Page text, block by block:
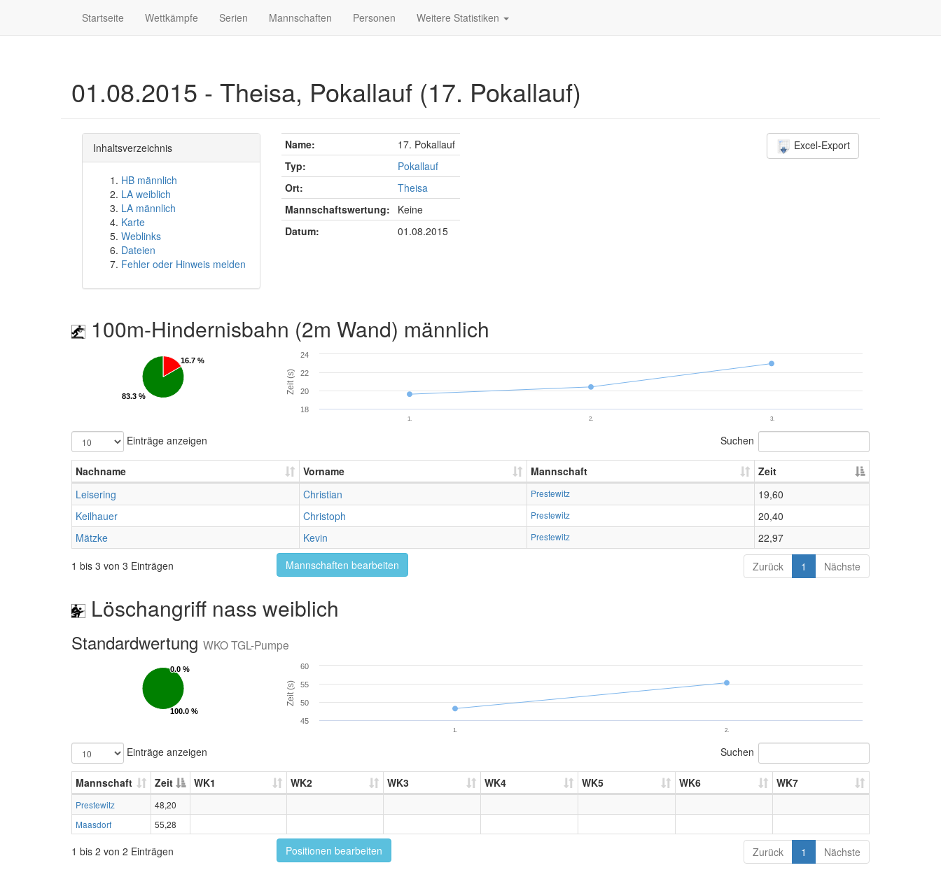
Startseite Wettkämpfe Serien Mannschaften Personen Weitere Statistiken
01.08.2015 - Theisa, Pokallauf (17. Pokallauf)
Inhaltsverzeichnis
HB männlich
LA weiblich
LA männlich
Karte
Weblinks
Dateien
Fehler oder Hinweis melden
Name:
17. Pokallauf
Typ:
Pokallauf
Ort:
Theisa
Mannschaftswertung:
Keine
Datum:
01.08.2015
Excel-Export
100m-Hindernisbahn (2m Wand) männlich
16.7 %
16.7 %
83.3 %
83.3 %
Zeit (s)
1. 2. 3.
20
18
22
24
Einträge anzeigen Suchen
Nachname Vorname Mannschaft
Zeit
Leisering
Christian Prestewitz
19,60
Keilhauer
Christoph Prestewitz
20,40
Mätzke
Kevin Prestewitz
22,97
1 bis 3 von 3 Einträgen
Mannschaften bearbeiten Zurück 1 Nächste
Löschangriff nass weiblich
Standardwertung WKO TGL-Pumpe
0.0 %
0.0 %
100.0 %
100.0 %
Zeit (s)
1. 2.
50
60
45
55
Einträge anzeigen Suchen
Mannschaft Zeit WK1 WK2 WK3 WK4 WK5 WK6 WK7
Prestewitz
48,20
Maasdorf
55,28
1 bis 2 von 2 Einträgen Positionen bearbeiten Zurück 1 Nächste